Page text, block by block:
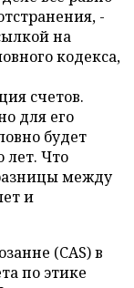
-
на
кодекса,
счетов.
для его
будет
лет. Что
между
и
(CAS) в
по этике